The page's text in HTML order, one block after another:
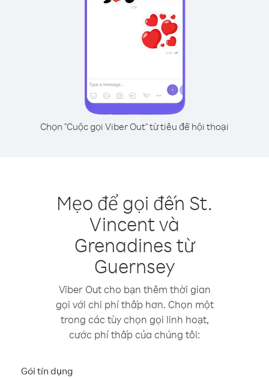
Chọn "Cuộc gọi Viber Out" từ tiêu đề hội thoại
Mẹo để gọi đến St.
Vincent và
Grenadines từ
Guernsey
Viber Out cho bạn thêm thời gian
gọi với chi phí thấp hơn. Chọn một
trong các tùy chọn gọi linh hoạt,
cước phí thấp của chúng tôi:
Gói tín dụng